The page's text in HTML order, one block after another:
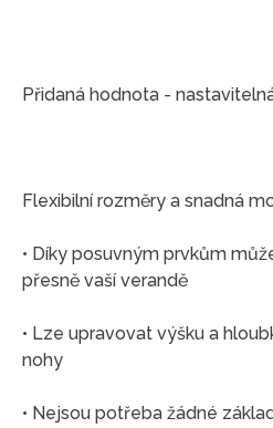
Přidaná hodnota -
Flexibilní rozměry a snadná
• Díky posuvným prvkům
přesně vaší verandě
• Lze upravovat výšku a
nohy
• Nejsou potřeba žádné